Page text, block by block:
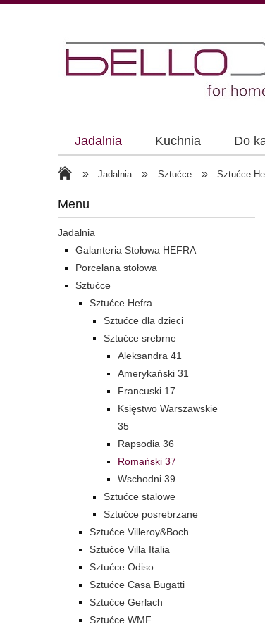
Jadalnia Kuchnia Do
» Jadalnia » Sztućce » Sztućce
Menu
Jadalnia
Galanteria Stołowa HEFRA
Porcelana stołowa
Sztućce
Sztućce Hefra
Sztućce dla dzieci
Sztućce srebrne
Aleksandra 41
Amerykański 31
Francuski 17
Księstwo Warszawskie
35
Rapsodia 36
Romański 37
Wschodni 39
Sztućce stalowe
Sztućce posrebrzane
Sztućce Villeroy&Boch
Sztućce Villa Italia
Sztućce Odiso
Sztućce Casa Bugatti
Sztućce Gerlach
Sztućce WMF